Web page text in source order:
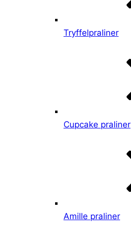
Tryffelpraliner
Cupcake praliner
Amille praliner